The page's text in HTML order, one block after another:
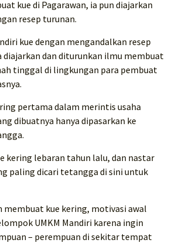
kue di Pagarawan, ia pun diajarkan
resep turunan.
kue dengan mengandalkan resep
diajarkan dan diturunkan ilmu membuat
tinggal di lingkungan para pembuat
pertama dalam merintis usaha
dibuatnya hanya dipasarkan ke
kering lebaran tahun lalu, dan nastar
paling dicari tetangga di sini untuk
membuat kue kering, motivasi awal
UMKM Mandiri karena ingin
– perempuan di sekitar tempat